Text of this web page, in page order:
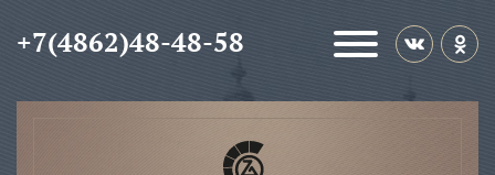
+7(4862)48-48-58